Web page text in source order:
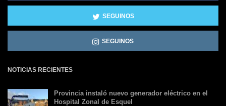
SEGUINOS
SEGUINOS
NOTICIAS RECIENTES
Provincia instaló nuevo generador eléctrico en el
Hospital Zonal de Esquel